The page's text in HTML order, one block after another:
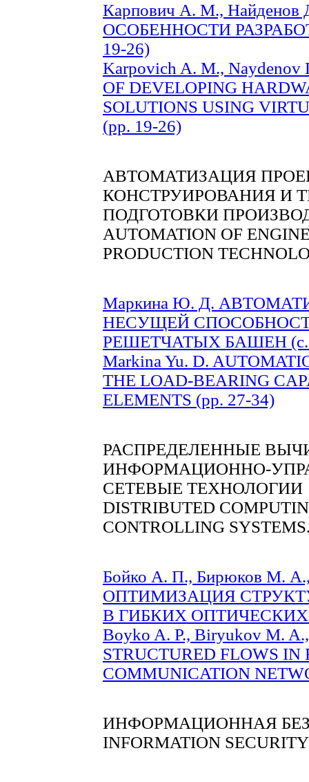
Карпович А. М., Найденов
ОСОБЕННОСТИ
19-26)
Karpovich A. M., Naydenov
OF DEVELOPING
SOLUTIONS USING
(pp. 19-26)
АВТОМАТИЗАЦИЯ
КОНСТРУИРОВАНИЯ И
ПОДГОТОВКИ
AUTOMATION OF
PRODUCTION
Маркина Ю. Д.
НЕСУЩЕЙ
РЕШЕТЧАТЫХ БАШЕН (c.
Markina Yu. D.
THE LOAD-BEARING
ELEMENTS (pp. 27-34)
РАСПРЕДЕЛЕННЫЕ
ИНФОРМАЦИОННО-
СЕТЕВЫЕ ТЕХНОЛОГИИ
DISTRIBUTED
CONTROLLING
Бойко А. П., Бирюков М.
ОПТИМИЗАЦИЯ
В ГИБКИХ ОПТИЧЕСКИХ
Boyko A. P., Biryukov M.
STRUCTURED FLOWS
COMMUNICATION
ИНФОРМАЦИОННАЯ
INFORMATION SECURITY